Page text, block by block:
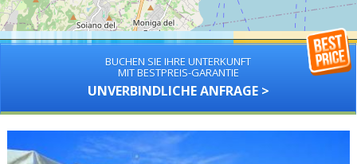
BUCHEN SIE IHRE UNTERKUNFT
MIT BESTPREIS-GARANTIE
UNVERBINDLICHE ANFRAGE >